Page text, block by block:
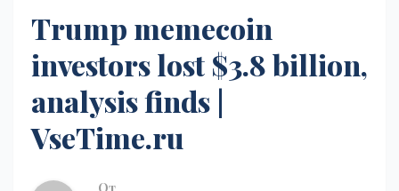
Trump memecoin
investors lost $3.8 billion,
analysis finds |
VseTime.ru
От